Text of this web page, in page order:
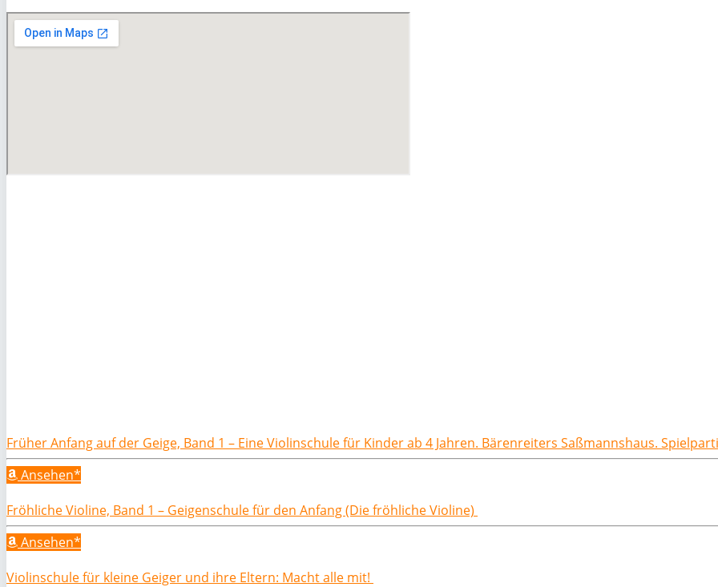
Früher Anfang auf der Geige, Band 1 – Eine Violinschule für Kinder ab 4 Jahren. Bärenreiters Saßmannshaus.
Ansehen*
Fröhliche Violine, Band 1 – Geigenschule für den Anfang (Die fröhliche Violine)
Ansehen*
Violinschule für kleine Geiger und ihre Eltern: Macht alle mit!